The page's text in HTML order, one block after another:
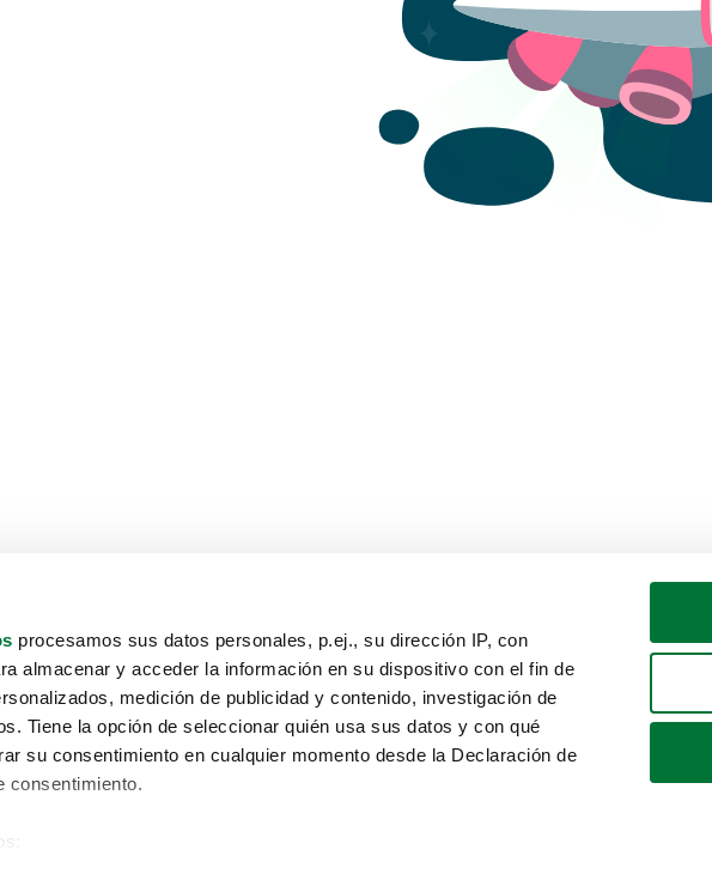
procesamos sus datos personales, p.ej., su dirección IP, con
almacenar y acceder la información en su dispositivo con el fin de
medición de publicidad y contenido, investigación de
Tiene la opción de seleccionar quién usa sus datos y con qué
su consentimiento en cualquier momento desde la Declaración de
consentimiento.